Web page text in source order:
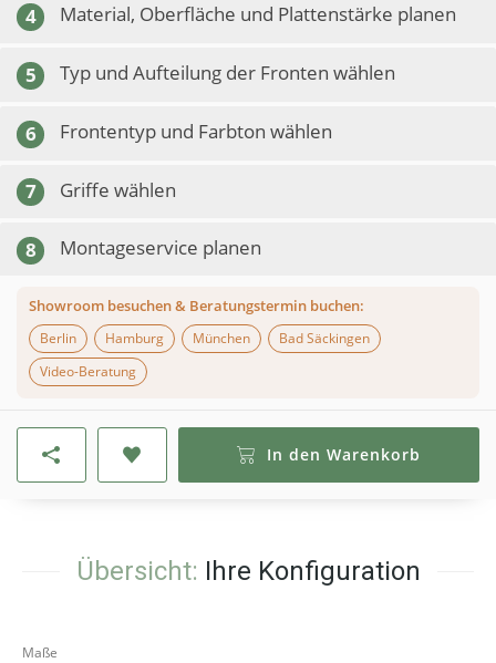
4 Material, Oberfläche und Plattenstärke planen
5 Typ und Aufteilung der Fronten wählen
6 Frontentyp und Farbton wählen
7 Griffe wählen
8 Montageservice planen
Showroom besuchen & Beratungstermin buchen:
Berlin
Hamburg München
Bad Säckingen
Video-Beratung
In den Warenkorb
Übersicht: Ihre Konfiguration
Maße